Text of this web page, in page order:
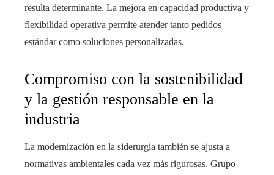
resulta determinante. La mejora en capacidad productiva y
flexibilidad operativa permite atender tanto pedidos
estándar como soluciones personalizadas.
Compromiso con la sostenibilidad
y la gestión responsable en la
industria
La modernización en la siderurgia también se ajusta a
normativas ambientales cada vez más rigurosas. Grupo